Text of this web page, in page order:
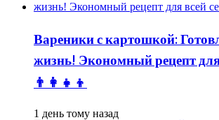
Вареники с картошкой:
жизнь! Экономный рецепт
👨👩👧👦
1 день тому назад